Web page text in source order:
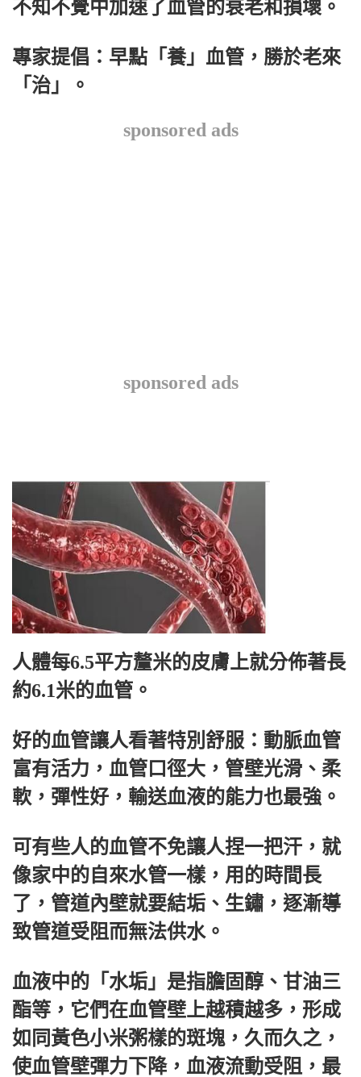
不知不覺中加速了血管的衰老和損壞。
專家提倡：早點「養」血管，勝於老來
「治」。
sponsored ads
sponsored ads
人體每6.5平方釐米的皮膚上就分佈著長
約6.1米的血管。
好的血管讓人看著特別舒服：動脈血管
富有活力，血管口徑大，管壁光滑、柔
軟，彈性好，輸送血液的能力也最強。
可有些人的血管不免讓人捏一把汗，就
像家中的自來水管一樣，用的時間長
了，管道內壁就要結垢、生鏽，逐漸導
致管道受阻而無法供水。
血液中的「水垢」是指膽固醇、甘油三
酯等，它們在血管壁上越積越多，形成
如同黃色小米粥樣的斑塊，久而久之，
使血管壁彈力下降，血液流動受阻，最